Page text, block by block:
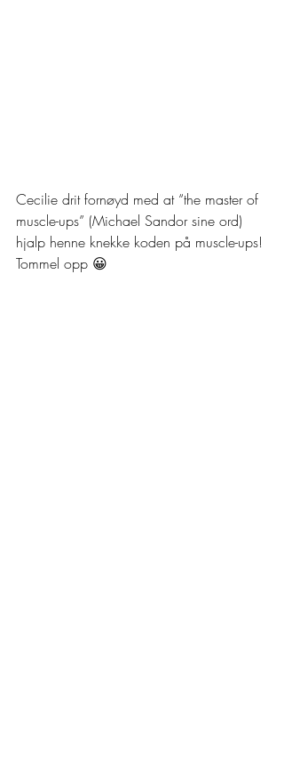
Cecilie drit fornøyd med at “the master of
muscle-ups” (Michael Sandor sine ord)
hjalp henne knekke koden på muscle-ups!
Tommel opp 😀